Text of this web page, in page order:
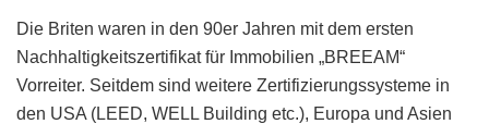
Die Briten waren in den 90er Jahren mit dem ersten
Nachhaltigkeitszertifikat für Immobilien „BREEAM“
Vorreiter. Seitdem sind weitere Zertifizierungssysteme in
den USA (LEED, WELL Building etc.), Europa und Asien